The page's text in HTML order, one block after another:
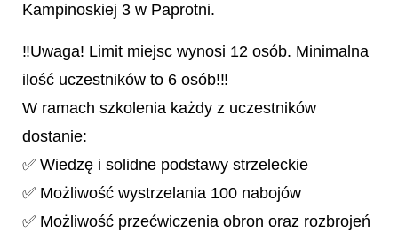
Kampinoskiej 3 w Paprotni.
‼Uwaga! Limit miejsc wynosi 12 osób. Minimalna
ilość uczestników to 6 osób!‼
W ramach szkolenia każdy z uczestników
dostanie:
✅ Wiedzę i solidne podstawy strzeleckie
✅ Możliwość wystrzelania 100 nabojów
✅ Możliwość przećwiczenia obron oraz rozbrojeń